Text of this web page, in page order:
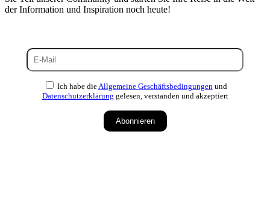
der Information und Inspiration noch heute!
Ich habe die Allgemeine Geschäftsbedingungen und
Datenschutzerklärung gelesen, verstanden und akzeptiert
Abonnieren